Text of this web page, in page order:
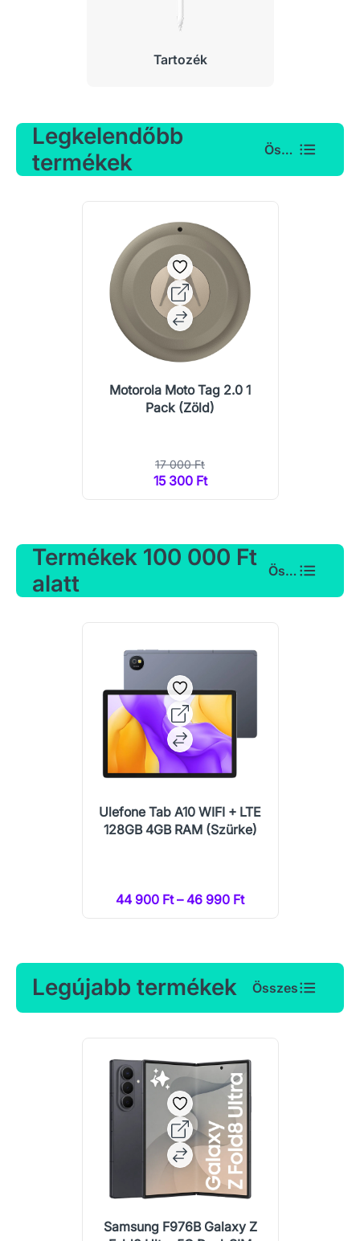
Tartozék
Legkelendőbb
termékek
Összes
Motorola Moto Tag 2.0 1
Pack (Zöld)
17 000 Ft
15 300 Ft
Termékek 100 000 Ft
alatt
Összes
Ulefone Tab A10 WIFI + LTE
128GB 4GB RAM (Szürke)
44 900 Ft – 46 990 Ft
Legújabb termékek Összes
Samsung F976B Galaxy Z